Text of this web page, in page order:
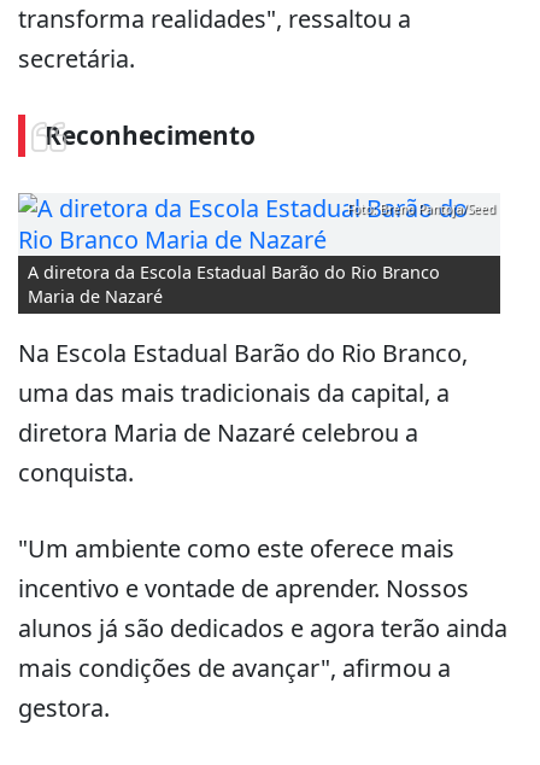
transforma realidades", ressaltou a
secretária.
Reconhecimento
A diretora da Escola Estadual Barão do Rio Branco
Maria de Nazaré
Foto: Breno Pantoja/Seed
Na Escola Estadual Barão do Rio Branco,
uma das mais tradicionais da capital, a
diretora Maria de Nazaré celebrou a
conquista.
"Um ambiente como este oferece mais
incentivo e vontade de aprender. Nossos
alunos já são dedicados e agora terão ainda
mais condições de avançar", afirmou a
gestora.